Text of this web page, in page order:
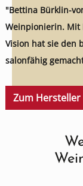
"Bettina Bürklin-
Weinpionierin. Mit
Vision hat sie den
salonfähig
Bürklin-Wolf auf
der Pfalz verfügt
Qualität und
Guradze ihrer
Zum Hersteller